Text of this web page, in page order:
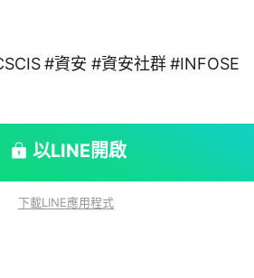
#資安 #資安社群 #INFOSE
以LINE開啟
下載LINE應用程式